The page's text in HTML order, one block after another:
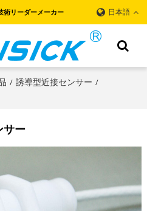
術リーダーメーカー 日本語
/ 誘導型近接センサー /
サー